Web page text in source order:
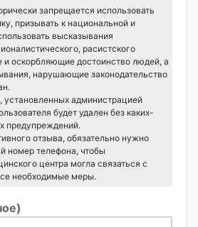
запрещается использовать
призывать к национальной и
высказывания
расистского
и оскорбляющие достоинство людей, а
нарушающие законодательство
установленных администрацией
будет удален без каких-
предупреждений.
отзыва, обязательно нужно
номер телефона, чтобы
центра могла связаться с
необходимые меры.